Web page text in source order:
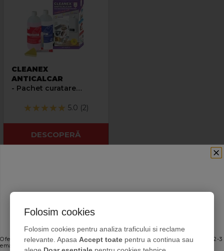
SOLUȚII CHIMICE
ADITIVI PROFESIONALI,
indicatori şi sigilanţi
CLEANEX
ANTICALCAR
- Pachet curatare
5.0 (2)
DESCOPERĂ
Folosim cookies
Folosim cookies pentru analiza traficului si reclame
relevante. Apasa Accept toate pentru a continua sau
Ofertele bune, direct în inbox
Oferte personalizate și sfaturi de întreținere direct de la producător. Maximum 2-3
emailuri pe lună — fără spam.